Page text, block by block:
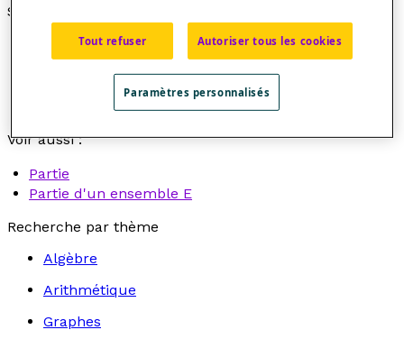
Soit l'ensemble E = {a, b, c, d, e}
L'ensemble A = {a, b} est une partie propre de E.
L'ensemble vide Ø = { } n'est pas une partie propre
L'ensemble E n'est pas une partie propre de E.
Voir aussi :
Partie
Partie d'un ensemble E
Recherche par thème
Algèbre
Arithmétique
Graphes
Tout refuser Autoriser tous les cookies
Paramètres personnalisés